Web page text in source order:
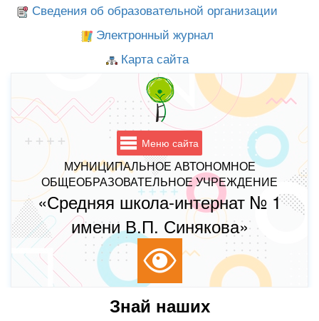
Сведения об образовательной организации
Электронный журнал
Карта сайта
Меню сайта
МУНИЦИПАЛЬНОЕ АВТОНОМНОЕ
ОБЩЕОБРАЗОВАТЕЛЬНОЕ УЧРЕЖДЕНИЕ
«Средняя школа-интернат № 1
имени В.П. Синякова»
Знай наших